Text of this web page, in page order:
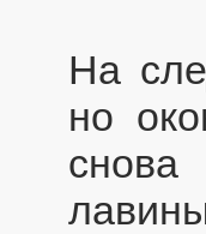
На
но